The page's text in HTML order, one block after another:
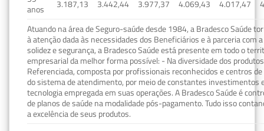
anos
3.187,13
3.442,44
3.977,37
4.069,43
4.017,47
Atuando na área de Seguro-saúde desde 1984, a Bradesco Saúde
à atenção dada às necessidades dos Beneficiários e à parceria com
solidez e segurança, a Bradesco Saúde está presente em todo o
empresarial da melhor forma possível: - Na diversidade dos
Referenciada, composta por profissionais reconhecidos e centros
do sistema de atendimento, por meio de constantes investimentos
tecnologia empregada em suas operações. A Bradesco Saúde é
de planos de saúde na modalidade pós-pagamento. Tudo isso
a excelência de seus produtos.